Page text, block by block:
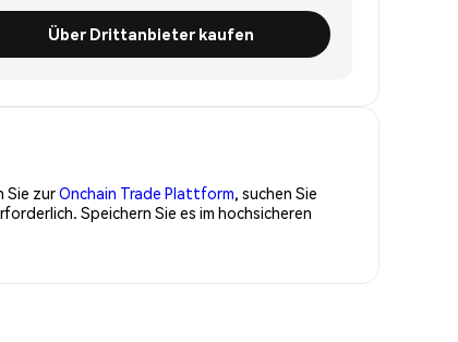
Über Drittanbieter kaufen
Sie zurOnchain Trade Plattform, suchen Sie
Speichern Sie es im hochsicheren